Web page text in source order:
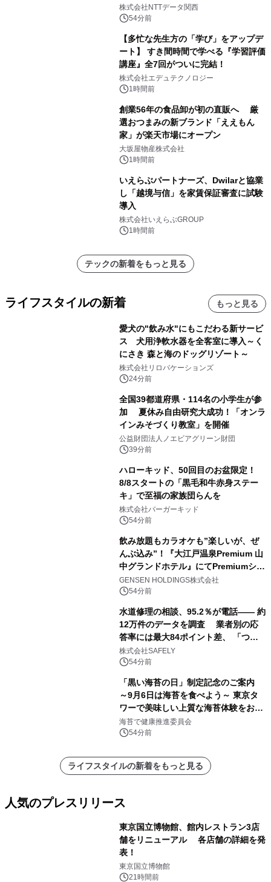
人認証と デジタルデバイド対策で実現
～
株式会社NTTデータ関西
54分前
【多忙な先生方の「学び」をアップデ
ート】 すき間時間で学べる『学習評価
講座』全7回がついに完結！
株式会社エデュテクノロジー
1時間前
創業56年の食品卸が初の直販へ 厳
選おつまみの新ブランド「ええもん
家」が楽天市場にオープン
大坂屋物産株式会社
1時間前
いえらぶパートナーズ、Dwilarと協業
し「越境与信」を家賃保証審査に試験
導入
株式会社いえらぶGROUP
1時間前
テックの新着をもっと見る
ライフスタイルの新着 もっと見る
愛犬の"飲み水"にもこだわる新サービ
ス 犬用浄軟水器を全客室に導入～く
にさき 森と海のドッグリゾート～
株式会社リロバケーションズ
24分前
全国39都道府県・114名の小学生が参
加 夏休み自由研究大成功！「オンラ
インみそづくり教室」を開催
公益財団法人ノエビアグリーン財団
39分前
ハローキッド、50回目のお盆限定！
8/8スタートの「黒毛和牛赤身ステー
キ」で至福の家族団らんを
株式会社バーガーキッド
54分前
飲み放題もカラオケも”楽しいが、ぜ
んぶ込み”！『大江戸温泉Premium 山
中グランドホテル』にてPremiumシリ
ーズ初のオールインクルーシブ導入
GENSEN HOLDINGS株式会社
54分前
水道修理の相談、95.2％が電話―― 約
12万件のデータを調査 業者別の応
答率には最大84ポイント差、 「つな
がりやすさ」も選定基準に
株式会社SAFELY
54分前
「黒い海苔の日」制定記念のご案内
～9月6日は海苔を食べよう～ 東京タ
ワーで美味しい上質な海苔体験をお届
けします！
海苔で健康推進委員会
54分前
ライフスタイルの新着をもっと見る
人気のプレスリリース
東京国立博物館、館内レストラン3店
舗をリニューアル 各店舗の詳細を発
表！
東京国立博物館
21時間前